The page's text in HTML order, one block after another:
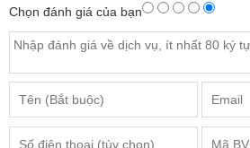
Chọn đánh giá của bạn